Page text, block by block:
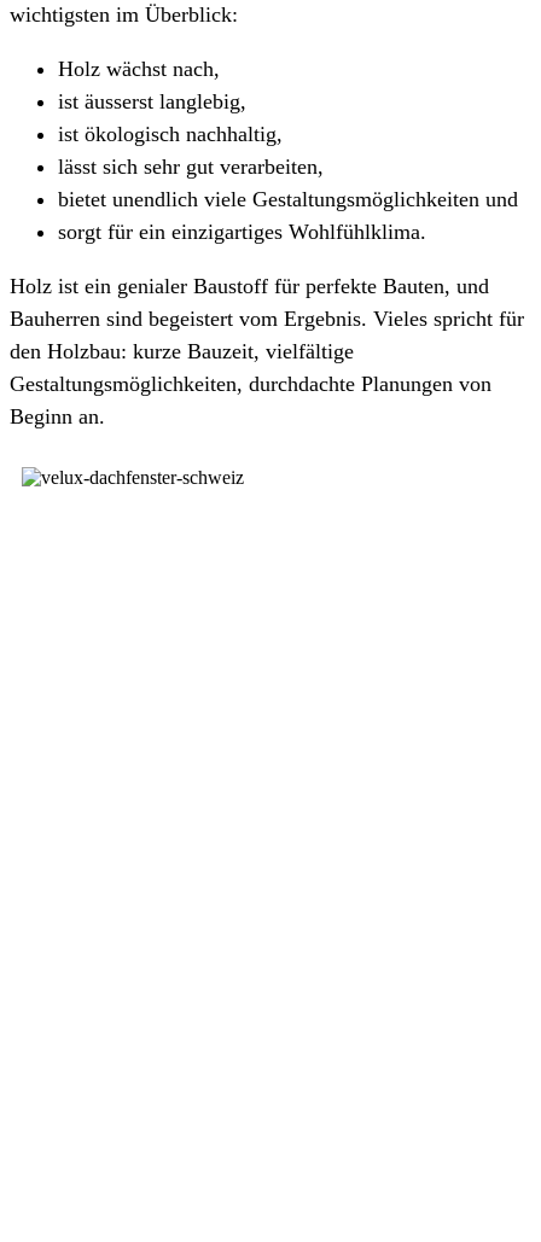
wichtigsten im Überblick:
Holz wächst nach,
ist äusserst langlebig,
ist ökologisch nachhaltig,
lässt sich sehr gut verarbeiten,
bietet unendlich viele Gestaltungsmöglichkeiten und
sorgt für ein einzigartiges Wohlfühlklima.
Holz ist ein genialer Baustoff für perfekte Bauten, und
Bauherren sind begeistert vom Ergebnis. Vieles spricht für
den Holzbau: kurze Bauzeit, vielfältige
Gestaltungsmöglichkeiten, durchdachte Planungen von
Beginn an.